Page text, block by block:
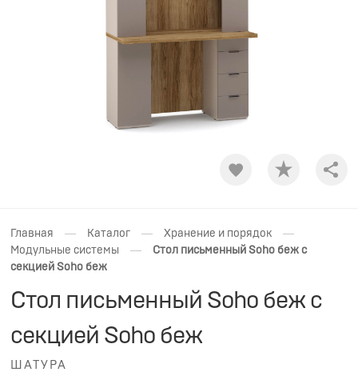
Главная — Каталог — Хранение и порядок —
Модульные системы —
Стол письменный Soho беж с
секцией Soho беж
Стол письменный Soho беж с
секцией Soho беж
ШАТУРА